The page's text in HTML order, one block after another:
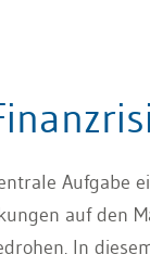
Aufgabe
auf den
In